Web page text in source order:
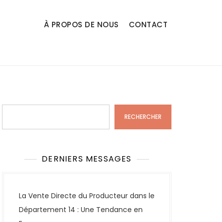
À PROPOS DE NOUS CONTACT
RECHERCHER
DERNIERS MESSAGES
La Vente Directe du Producteur dans le
Département 14 : Une Tendance en